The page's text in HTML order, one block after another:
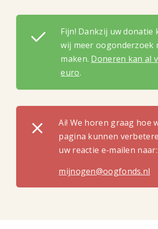
Fijn! Dankzij uw donatie
wij meer oogonderzoek
maken. Doneren kan al
euro.
Ai! We horen graag hoe
pagina kunnen
uw reactie e-mailen naar:
mijnogen@oogfonds.nl